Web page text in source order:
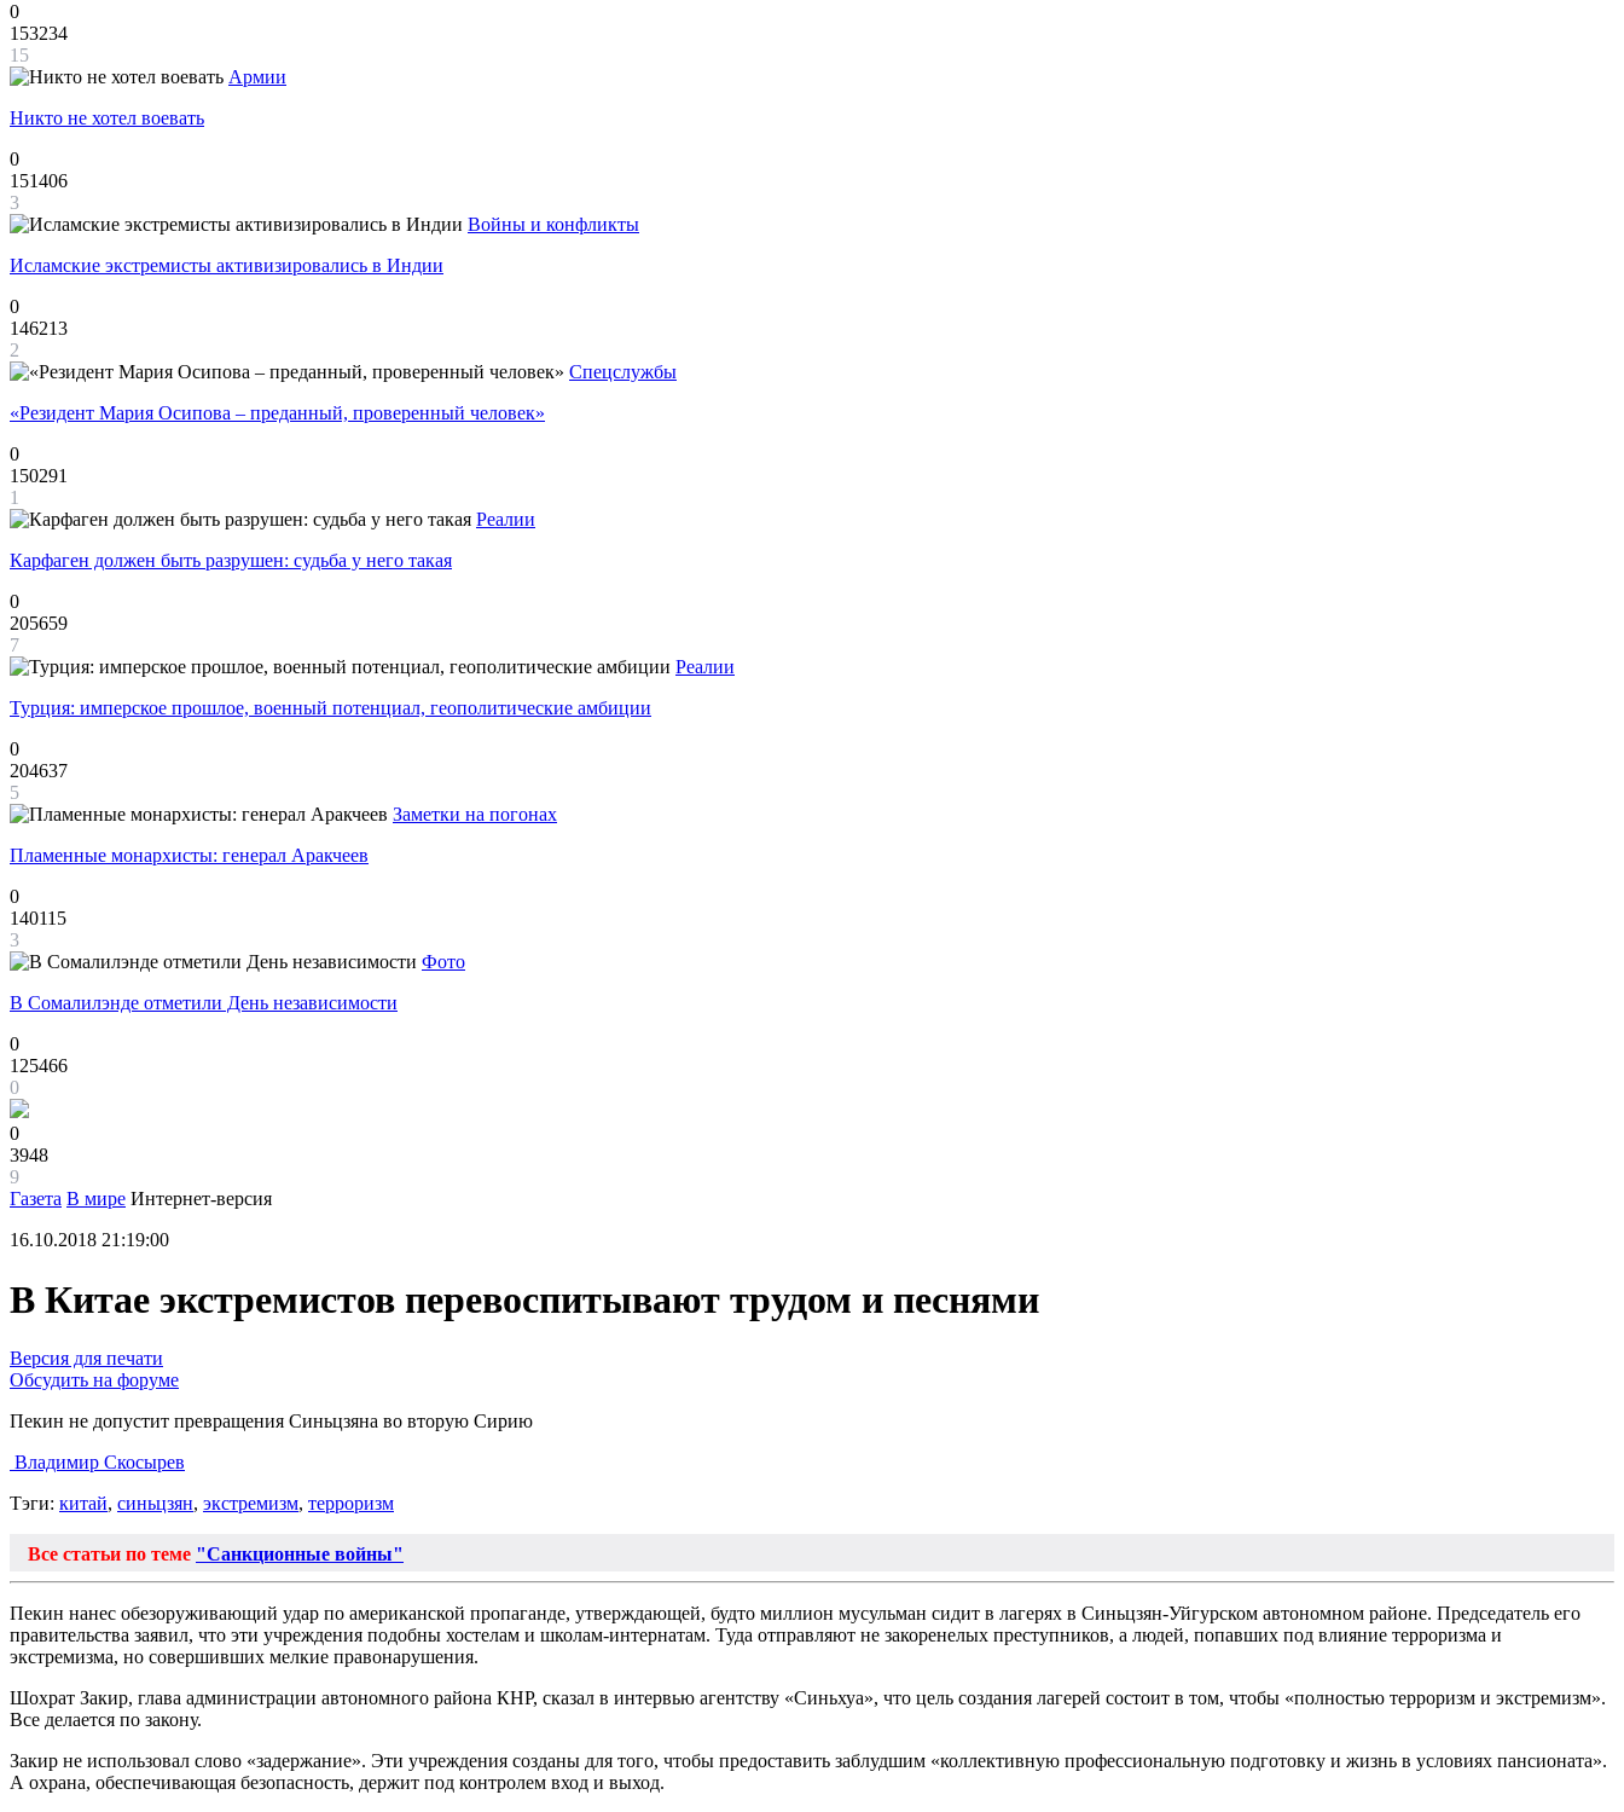
0
153234
15
Армии
Никто не хотел воевать
0
151406
3
Войны и конфликты
Исламские экстремисты активизировались в Индии
0
146213
2
Спецслужбы
«Резидент Мария Осипова – преданный, проверенный человек»
0
150291
1
Реалии
Карфаген должен быть разрушен: судьба у него такая
0
205659
7
Реалии
Турция: имперское прошлое, военный потенциал, геополитические амбиции
0
204637
5
Заметки на погонах
Пламенные монархисты: генерал Аракчеев
0
140115
3
Фото
В Сомалилэнде отметили День независимости
0
125466
0
0
3948
9
Газета В мире Интернет-версия
16.10.2018 21:19:00
В Китае экстремистов перевоспитывают трудом и песнями
Версия для печати
Обсудить на форуме
Пекин не допустит превращения Синьцзяна во вторую Сирию
Владимир Скосырев
Тэги: китай, синьцзян, экстремизм, терроризм
Все статьи по теме "Санкционные войны"
Пекин нанес обезоруживающий удар по американской пропаганде, утверждающей, будто миллион мусульман сидит в лагерях в Синьцзян-Уйгурском автономном районе. Председатель его
правительства заявил, что эти учреждения подобны хостелам и школам-интернатам. Туда отправляют не закоренелых преступников, а людей, попавших под влияние терроризма и
экстремизма, но совершивших мелкие правонарушения.
Шохрат Закир, глава администрации автономного района КНР, сказал в интервью агентству «Синьхуа», что цель создания лагерей состоит в том, чтобы «полностью терроризм и экстремизм».
Все делается по закону.
Закир не использовал слово «задержание». Эти учреждения созданы для того, чтобы предоставить заблудшим «коллективную профессиональную подготовку и жизнь в условиях пансионата».
А охрана, обеспечивающая безопасность, держит под контролем вход и выход.